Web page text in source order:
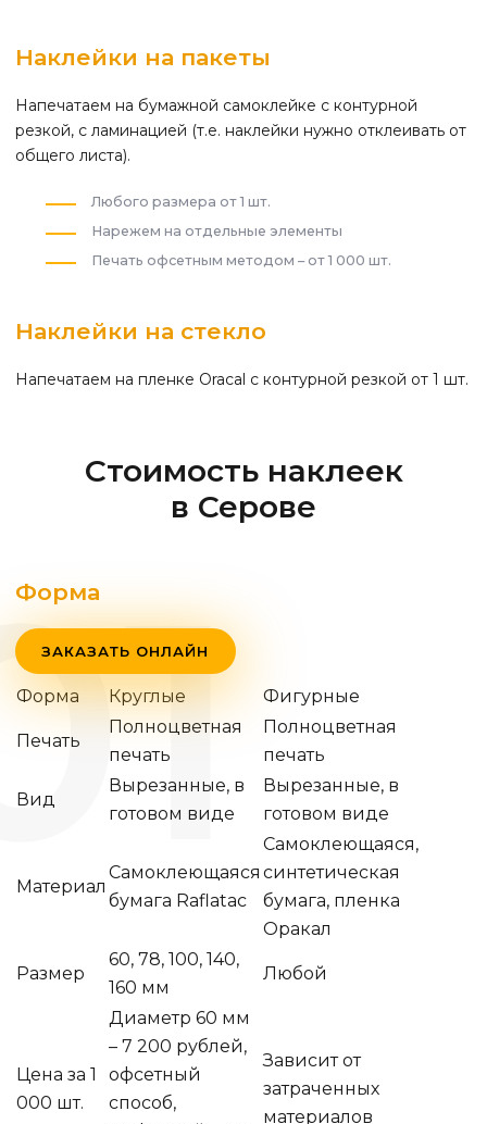
Наклейки на пакеты
Напечатаем на бумажной самоклейке с контурной
резкой, с ламинацией (т.е. наклейки нужно отклеивать от
общего листа).
Любого размера от 1 шт.
Нарежем на отдельные элементы
Печать офсетным методом – от 1 000 шт.
Наклейки на стекло
Напечатаем на пленке Oracal с контурной резкой от 1 шт.
Стоимость наклеек
в Серове
Форма
ЗАКАЗАТЬ ОНЛАЙН
Форма Круглые Фигурные
Печать
Полноцветная
печать
Полноцветная
печать
Вид
Вырезанные, в
готовом виде
Вырезанные, в
готовом виде
Материал
Самоклеющаяся
бумага Raflatac
Самоклеющаяся,
синтетическая
бумага, пленка
Оракал
Размер
60, 78, 100, 140,
160 мм
Любой
Цена за 1
000 шт.
Диаметр 60 мм
– 7 200 рублей,
офсетный
способ,
Зависит от
затраченных
материалов